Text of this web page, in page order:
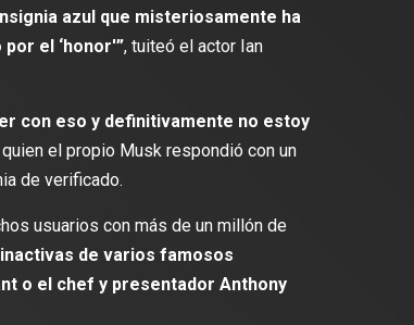
azul que misteriosamente ha
el ‘honor'”, tuiteó el actor Ian
con eso y definitivamente no estoy
el propio Musk respondió con un
de verificado.
usuarios con más de un millón de
de varios famosos
o el chef y presentador Anthony
con calidad y
Mundial de
Travis Scott lanza camiseta de
edición limitada del FC Barcelona